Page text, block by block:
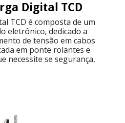
Digital TCD
TCD é composta de um
eletrônico, dedicado a
de tensão em cabos
em ponte rolantes e
necessite se segurança,